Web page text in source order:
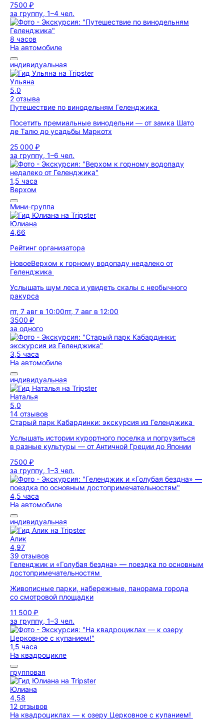
7500 ₽
за группу, 1–4 чел.
8 часов
На автомобиле
индивидуальная
Ульяна
5,0
2 отзыва
Путешествие по винодельням Геленджика
Посетить премиальные винодельни — от замка Шато
де Талю до усадьбы Маркотх
25 000 ₽
за группу, 1–6 чел.
1,5 часа
Верхом
Мини-группа
Юлиана
4,66
Рейтинг организатора
НовоеВерхом к горному водопаду недалеко от
Геленджика
Услышать шум леса и увидеть скалы с необычного
ракурса
пт, 7 авг в 10:00пт, 7 авг в 12:00
3500 ₽
за одного
3,5 часа
На автомобиле
индивидуальная
Наталья
5,0
14 отзывов
Старый парк Кабардинки: экскурсия из Геленджика
Услышать истории курортного поселка и погрузиться
в разные культуры — от Античной Греции до Японии
7500 ₽
за группу, 1–3 чел.
4,5 часа
На автомобиле
индивидуальная
Алик
4,97
39 отзывов
Геленджик и «Голубая бездна» — поездка по основным
достопримечательностям
Живописные парки, набережные, панорама города
со смотровой площадки
11 500 ₽
за группу, 1–3 чел.
1,5 часа
На квадроцикле
групповая
Юлиана
4,58
12 отзывов
На квадроциклах — к озеру Церковное с купанием!